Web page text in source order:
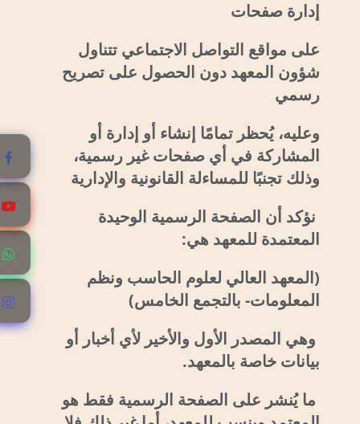
إدارة صفحات
على مواقع التواصل الاجتماعي تتناول
شؤون المعهد دون الحصول على تصريح
رسمي
وعليه، يُحظر تمامًا إنشاء أو إدارة أو
المشاركة في أي صفحات غير رسمية،
وذلك تجنبًا للمساءلة القانونية والإدارية
نؤكد أن الصفحة الرسمية الوحيدة
المعتمدة للمعهد هي:
(المعهد العالي لعلوم الحاسب ونظم
المعلومات- بالتجمع الخامس)
وهي المصدر الأول والأخير لأي أخبار أو
بيانات خاصة بالمعهد.
ما يُنشر على الصفحة الرسمية فقط هو